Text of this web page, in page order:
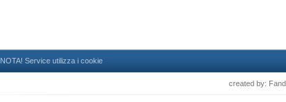
NOTA! Service utilizza i cookie
created by: